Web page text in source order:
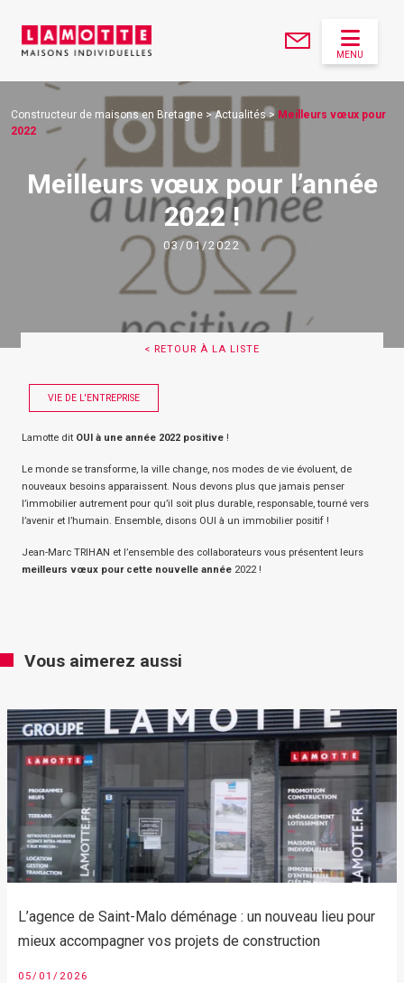
MENU
Constructeur de maisons en Bretagne >Actualités> Meilleurs vœux pour
2022
Meilleurs vœux pour l’année
2022 !
03/01/2022
< RETOUR À LA LISTE
VIE DE L'ENTREPRISE
Lamotte dit OUI à une année 2022 positive !
Le monde se transforme, la ville change, nos modes de vie évoluent, de
nouveaux besoins apparaissent. Nous devons plus que jamais penser
l’immobilier autrement pour qu’il soit plus durable, responsable, tourné vers
l’avenir et l’humain. Ensemble, disons OUI à un immobilier positif !
Jean-Marc TRIHAN et l’ensemble des collaborateurs vous présentent leurs
meilleurs vœux pour cette nouvelle année 2022 !
Vous aimerez aussi
L’agence de Saint-Malo déménage : un nouveau lieu pour
mieux accompagner vos projets de construction
05/01/2026